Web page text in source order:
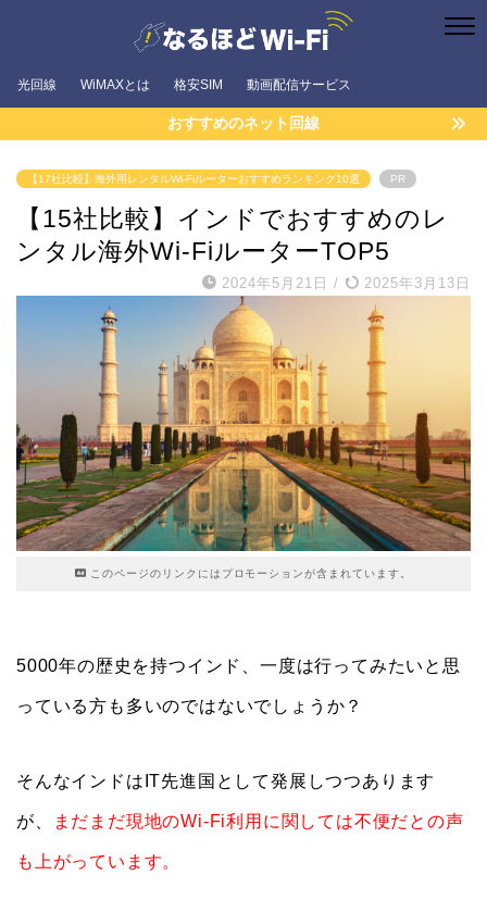
光回線 WiMAXとは 格安SIM 動画配信サービス
おすすめのネット回線
【17社比較】海外用レンタルWi-Fiルーターおすすめランキング10選 PR
【15社比較】インドでおすすめのレ
ンタル海外Wi-FiルーターTOP5
2024年5月21日 / 2025年3月13日
このページのリンクにはプロモーションが含まれています。
5000年の歴史を持つインド、一度は行ってみたいと思
っている方も多いのではないでしょうか？
そんなインドはIT先進国として発展しつつあります
が、 まだまだ現地のWi-Fi利用に関しては不便だとの声
も上がっています。